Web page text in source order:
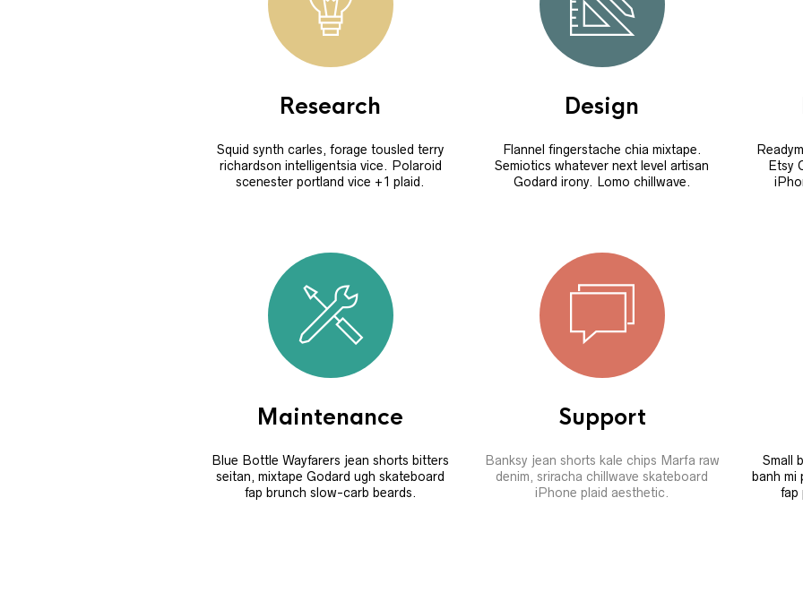
Research
Squid synth carles, forage tousled terry
richardson intelligentsia vice. Polaroid
scenester portland vice +1 plaid.
Design
Flannel fingerstache chia mixtape.
Semiotics whatever next level artisan
Godard irony. Lomo chillwave.
Etsy
Maintenance
Blue Bottle Wayfarers jean shorts bitters
seitan, mixtape Godard ugh skateboard
fap brunch slow-carb beards.
Support
Banksy jean shorts kale chips Marfa raw
denim, sriracha chillwave skateboard
iPhone plaid aesthetic.
Small
banh
fap